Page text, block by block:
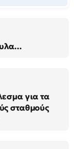
για τα
σταθμούς